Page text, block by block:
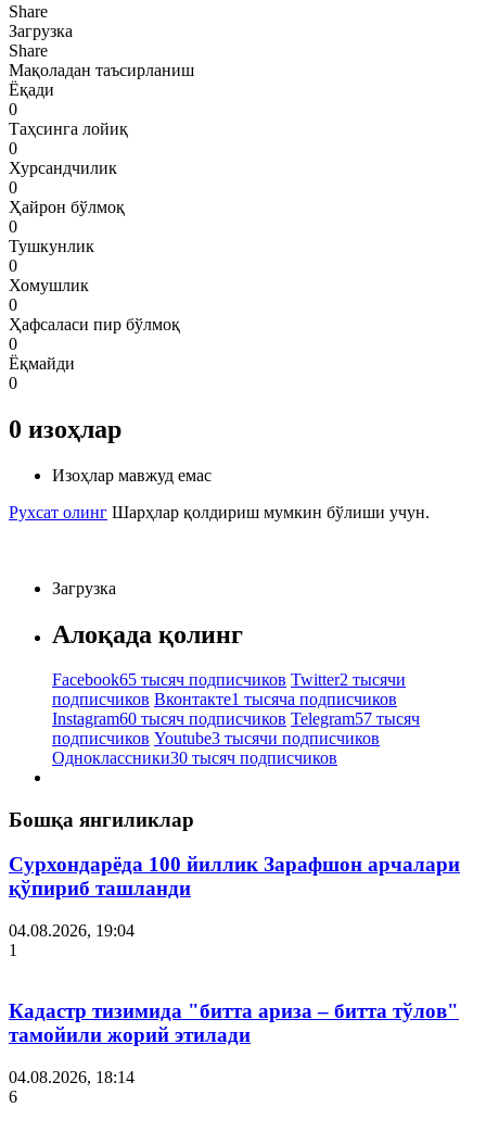
Share
Загрузка
Share
Мақоладан таъсирланиш
Ёқади
0
Таҳсинга лойиқ
0
Хурсандчилик
0
Ҳайрон бўлмоқ
0
Тушкунлик
0
Хомушлик
0
Ҳафсаласи пир бўлмоқ
0
Ёқмайди
0
0 изоҳлар
Изоҳлар мавжуд емас
Рухсат олинг Шарҳлар қолдириш мумкин бўлиши учун.
Загрузка
Алоқада қолинг
Facebook65 тысяч подписчиков Twitter2 тысячи
подписчиков Вконтакте1 тысяча подписчиков
Instagram60 тысяч подписчиков Telegram57 тысяч
подписчиков Youtube3 тысячи подписчиков
Одноклассники30 тысяч подписчиков
Бошқа янгиликлар
Сурхондарёда 100 йиллик Зарафшон арчалари
қўпириб ташланди
04.08.2026, 19:04
1
Кадастр тизимида "битта ариза – битта тўлов"
тамойили жорий этилади
04.08.2026, 18:14
6